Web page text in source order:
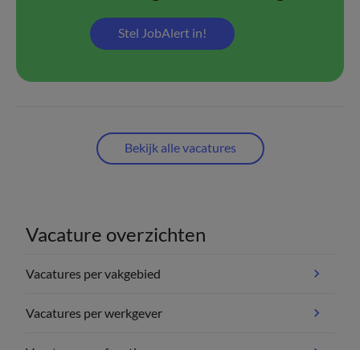
Stel JobAlert in!
Bekijk alle vacatures
Vacature overzichten
Vacatures per vakgebied
Vacatures per werkgever